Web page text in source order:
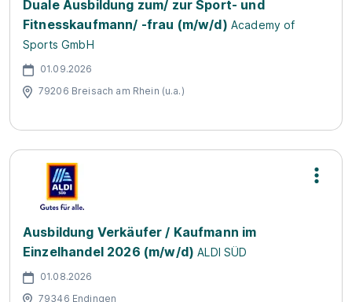
Duale Ausbildung zum/ zur Sport- und
Fitnesskaufmann/ -frau (m/w/d) Academy of
Sports GmbH
01.09.2026
79206 Breisach am Rhein (u.a.)
Ausbildung Verkäufer / Kaufmann im
Einzelhandel 2026 (m/w/d) ALDI SÜD
01.08.2026
79346 Endingen